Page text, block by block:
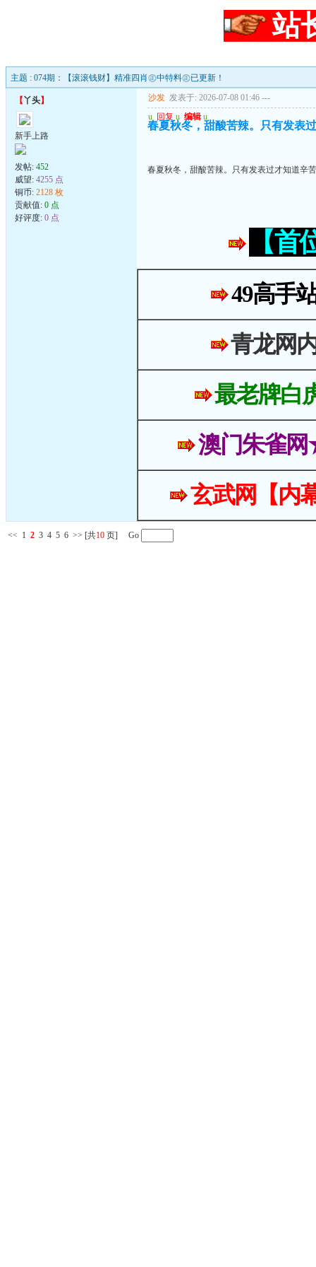
站
主题 : 074期：【滚滚钱财】精准四肖㊣中特料㊣已更新！
【丫头】
新手上路
发帖: 452
威望: 4255 点
铜币: 2128 枚
贡献值: 0 点
好评度: 0 点
沙发 发表于: 2026-07-08 01:46 ---
u 回复 u 编辑 u
春夏秋冬，甜酸苦辣。只有发表
春夏秋冬，甜酸苦辣。只有发表过才知道辛
【
49高手
青龙网
最老牌白
澳门朱雀
玄武网【内
<< 1 2 3 4 5 6 >> [共10 页] Go